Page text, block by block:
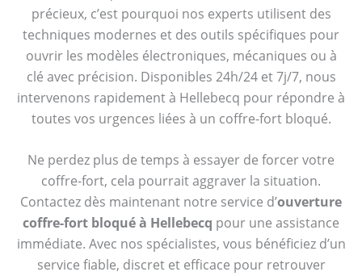
précieux, c’est pourquoi nos experts utilisent des
techniques modernes et des outils spécifiques pour
ouvrir les modèles électroniques, mécaniques ou à
clé avec précision. Disponibles 24h/24 et 7j/7, nous
intervenons rapidement à Hellebecq pour répondre à
toutes vos urgences liées à un coffre-fort bloqué.
Ne perdez plus de temps à essayer de forcer votre
coffre-fort, cela pourrait aggraver la situation.
Contactez dès maintenant notre service d’ouverture
coffre-fort bloqué à Hellebecq pour une assistance
immédiate. Avec nos spécialistes, vous bénéficiez d’un
service fiable, discret et efficace pour retrouver